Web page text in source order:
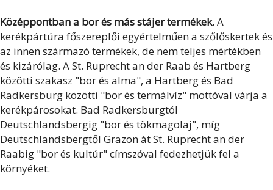
Középpontban a bor és más stájer termékek.A
kerékpártúra főszereplői egyértelműen a szőlőskertek és
az innen származó termékek, de nem teljes mértékben
és kizárólag. A St. Ruprecht an der Raab és Hartberg
közötti szakasz "bor és alma", a Hartberg és Bad
Radkersburg közötti "bor és termálvíz" mottóval várja a
kerékpárosokat. Bad Radkersburgtól
Deutschlandsbergig "bor és tökmagolaj", míg
Deutschlandsbergtől Grazon át St. Ruprecht an der
Raabig "bor és kultúr" címszóval fedezhetjük fel a
környéket.